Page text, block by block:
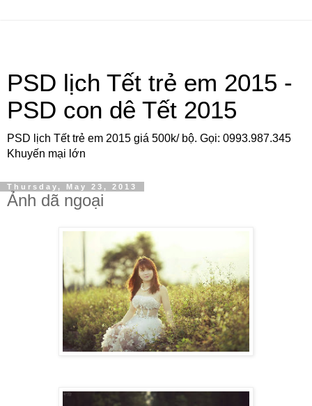
PSD lịch Tết trẻ em 2015 -
PSD con dê Tết 2015
PSD lịch Tết trẻ em 2015 giá 500k/ bộ. Gọi: 0993.987.345
Khuyến mại lớn
Thursday, May 23, 2013
Ảnh dã ngoại